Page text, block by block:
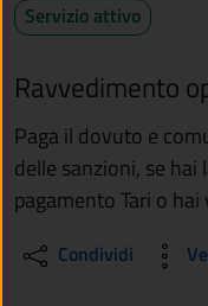
Servizio attivo
Ravvedimento
Paga il dovuto e
delle sanzioni, se
pagamento Tari o
Condividi